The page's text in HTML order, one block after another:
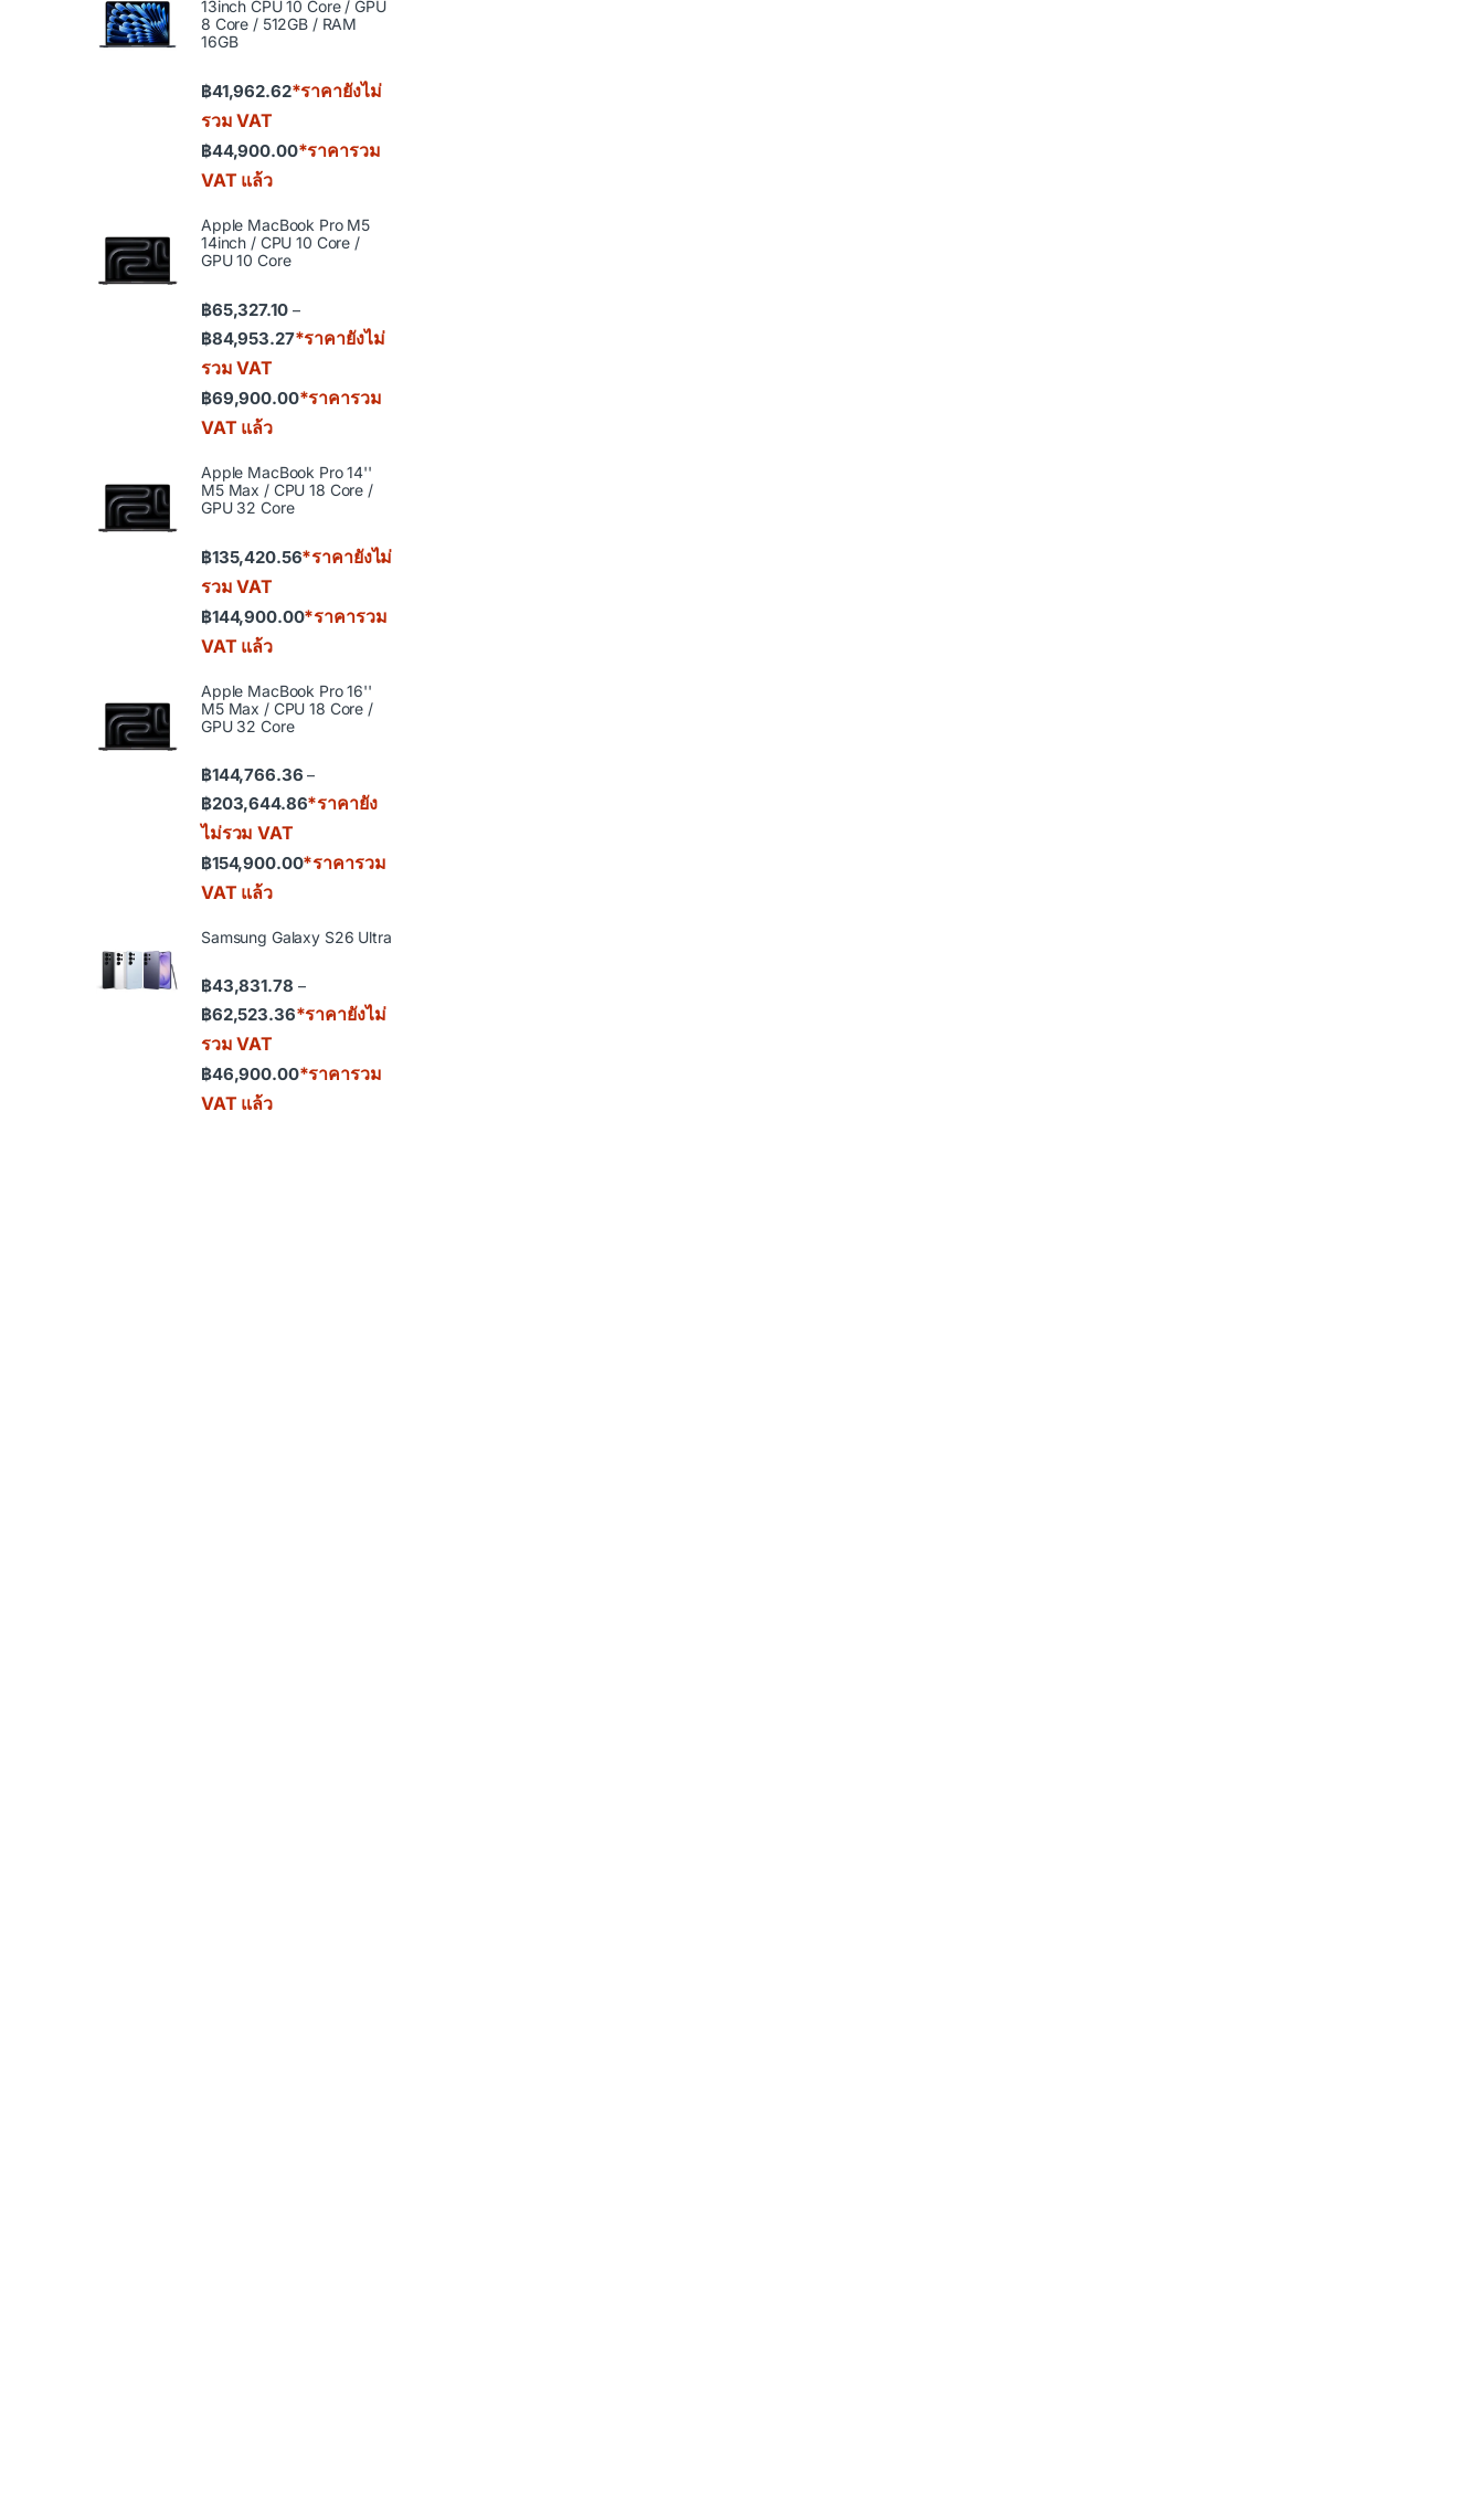
13inch CPU 10 Core / GPU
8 Core / 512GB / RAM
16GB
฿41,962.62*ราคายังไม่
รวม VAT
฿44,900.00*ราคารวม
VAT แล้ว
Apple MacBook Pro M5
14inch / CPU 10 Core /
GPU 10 Core
฿65,327.10 –
฿84,953.27Price range: ฿65,327.10 through ฿84,953.27
*ราคายังไม่
รวม VAT
฿69,900.00*ราคารวม
VAT แล้ว
Apple MacBook Pro 14''
M5 Max / CPU 18 Core /
GPU 32 Core
฿135,420.56*ราคายังไม่
รวม VAT
฿144,900.00*ราคารวม
VAT แล้ว
Apple MacBook Pro 16''
M5 Max / CPU 18 Core /
GPU 32 Core
฿144,766.36 –
฿203,644.86Price range: ฿144,766.36 through ฿203,644.86
*ราคายัง
ไม่รวม VAT
฿154,900.00*ราคารวม
VAT แล้ว
Samsung Galaxy S26 Ultra
฿43,831.78 –
฿62,523.36Price range: ฿43,831.78 through ฿62,523.36
*ราคายังไม่
รวม VAT
฿46,900.00*ราคารวม
VAT แล้ว